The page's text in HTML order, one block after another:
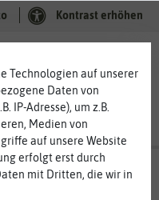
Kontrast erhöhen
Technologien auf unserer
Daten von
IP-Adresse), um z.B.
Medien von
auf unsere Website
erfolgt erst durch
mit Dritten, die wir in